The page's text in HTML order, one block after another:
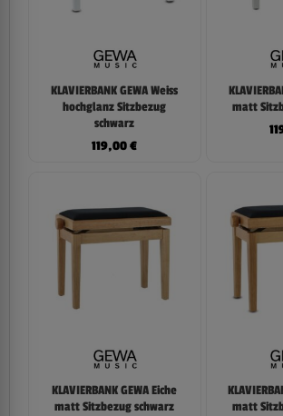
KLAVIERBANK GEWA Weiss
hochglanz Sitzbezug
schwarz
119,00€
matt
KLAVIERBANK GEWA Eiche
matt Sitzbezug schwarz
matt